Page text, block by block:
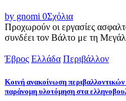
by gnomi 0Σχόλια
Προχωρούν οι εργασίες
συνδέει τον Βάλτο με τη
Έβρος Ελλάδα Περιβάλλον
Κοινή ανακοίνωση
παράνομη υλοτόμηση στα